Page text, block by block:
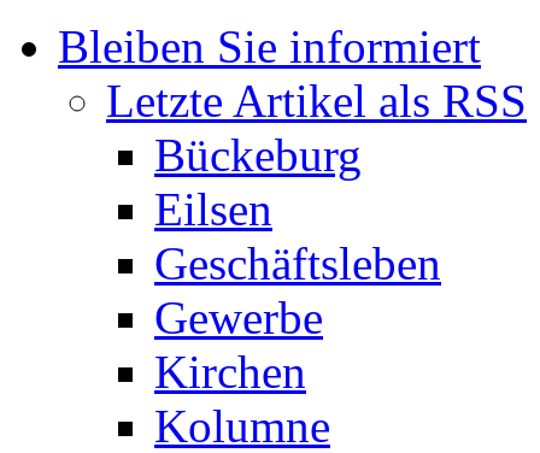
Bleiben Sie informiert
Letzte Artikel als RSS
Bückeburg
Eilsen
Geschäftsleben
Gewerbe
Kirchen
Kolumne